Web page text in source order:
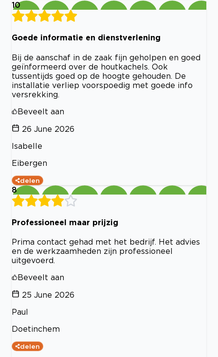
10
Goede informatie en dienstverlening
Bij de aanschaf in de zaak fijn geholpen en goed
geïnformeerd over de houtkachels. Ook
tussentijds goed op de hoogte gehouden. De
installatie verliep voorspoedig met goede info
versrekking.
Beveelt aan
26 June 2026
Isabelle
Eibergen
delen
8
Professioneel maar prijzig
Prima contact gehad met het bedrijf. Het advies
en de werkzaamheden zijn professioneel
uitgevoerd.
Beveelt aan
25 June 2026
Paul
Doetinchem
delen